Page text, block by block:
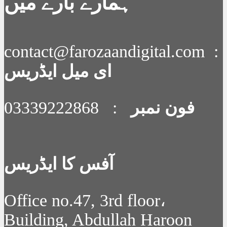
contact@farozaandigital.com :
ای میل ایڈریس
فون نمبر : 03339222868
آفس کا ایڈریس
Office no.47, 3rd floor،
Building, Abdullah Haroon